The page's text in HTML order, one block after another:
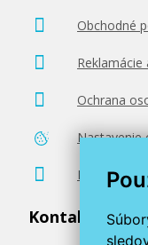
Obchodné
Ochrana
Nastavenie
Kontaktujte